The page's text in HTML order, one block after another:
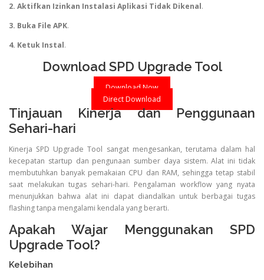
2. Aktifkan Izinkan Instalasi Aplikasi Tidak Dikenal.
3. Buka File APK.
4. Ketuk Instal.
Download SPD Upgrade Tool
Download Now
Direct Download
Tinjauan Kinerja dan Penggunaan
Sehari-hari
Kinerja SPD Upgrade Tool sangat mengesankan, terutama dalam hal
kecepatan startup dan pengunaan sumber daya sistem. Alat ini tidak
membutuhkan banyak pemakaian CPU dan RAM, sehingga tetap stabil
saat melakukan tugas sehari-hari. Pengalaman workflow yang nyata
menunjukkan bahwa alat ini dapat diandalkan untuk berbagai tugas
flashing tanpa mengalami kendala yang berarti.
Apakah Wajar Menggunakan SPD
Upgrade Tool?
Kelebihan